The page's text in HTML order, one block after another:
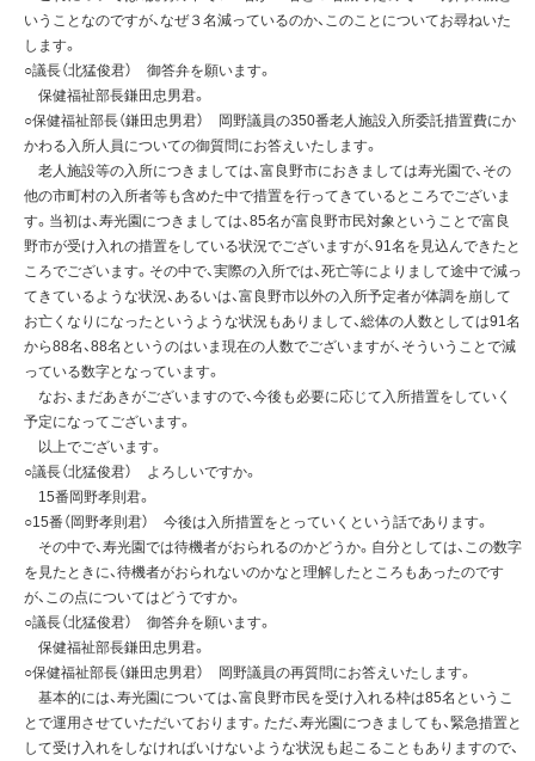
いうことなのですが、なぜ３名減っているのか、このことについてお尋ねいた
します。
○議長（北猛俊君） 御答弁を願います。
保健福祉部長鎌田忠男君。
○保健福祉部長（鎌田忠男君） 岡野議員の350番老人施設入所委託措置費にか
かわる入所人員についての御質問にお答えいたします。
老人施設等の入所につきましては、富良野市におきましては寿光園で、その
他の市町村の入所者等も含めた中で措置を行ってきているところでございま
す。当初は、寿光園につきましては、85名が富良野市民対象ということで富良
野市が受け入れの措置をしている状況でございますが、91名を見込んできたと
ころでございます。その中で、実際の入所では、死亡等によりまして途中で減っ
てきているような状況、あるいは、富良野市以外の入所予定者が体調を崩して
お亡くなりになったというような状況もありまして、総体の人数としては91名
から88名、88名というのはいま現在の人数でございますが、そういうことで減
っている数字となっています。
なお、まだあきがございますので、今後も必要に応じて入所措置をしていく
予定になってございます。
以上でございます。
○議長（北猛俊君） よろしいですか。
15番岡野孝則君。
○15番（岡野孝則君） 今後は入所措置をとっていくという話であります。
その中で、寿光園では待機者がおられるのかどうか。自分としては、この数字
を見たときに、待機者がおられないのかなと理解したところもあったのです
が、この点についてはどうですか。
○議長（北猛俊君） 御答弁を願います。
保健福祉部長鎌田忠男君。
○保健福祉部長（鎌田忠男君） 岡野議員の再質問にお答えいたします。
基本的には、寿光園については、富良野市民を受け入れる枠は85名というこ
とで運用させていただいております。ただ、寿光園につきましても、緊急措置と
して受け入れをしなければいけないような状況も起こることもありますので、